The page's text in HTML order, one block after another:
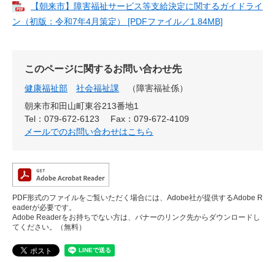
【朝来市】障害福祉サービス等支給決定に関するガイドライ
ン（初版：令和7年4月策定） [PDFファイル／1.84MB]
このページに関するお問い合わせ先
健康福祉部 社会福祉課
障害福祉係
朝来市和田山町東谷213番地1
Tel：079-672-6123
Fax：079-672-4109
メールでのお問い合わせはこちら
PDF形式のファイルをご覧いただく場合には、Adobe社が提供するAdobe R
eaderが必要です。
Adobe Readerをお持ちでない方は、バナーのリンク先からダウンロードし
てください。（無料）